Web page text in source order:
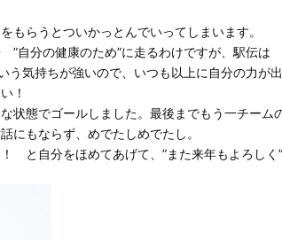
もらうとついかっとんでいってしまいます。
”自分の健康のため”に走るわけですが、駅伝は
気持ちが強いので、いつも以上に自分の力が出
！
状態でゴールしました。最後までもう一チーム
にもならず、めでたしめでたし。
と自分をほめてあげて、”また来年もよろし